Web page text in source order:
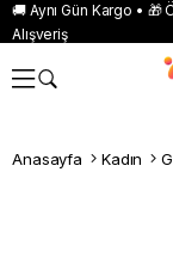
🚚 Aynı Gün Kargo • 🎁
Alışveriş
Anasayfa Kadın